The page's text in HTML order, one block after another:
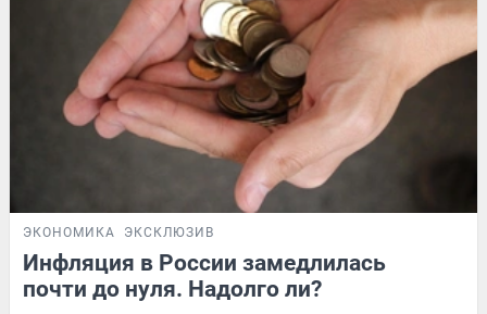
ЭКОНОМИКА ЭКСКЛЮЗИВ
Инфляция в России замедлилась
почти до нуля. Надолго ли?